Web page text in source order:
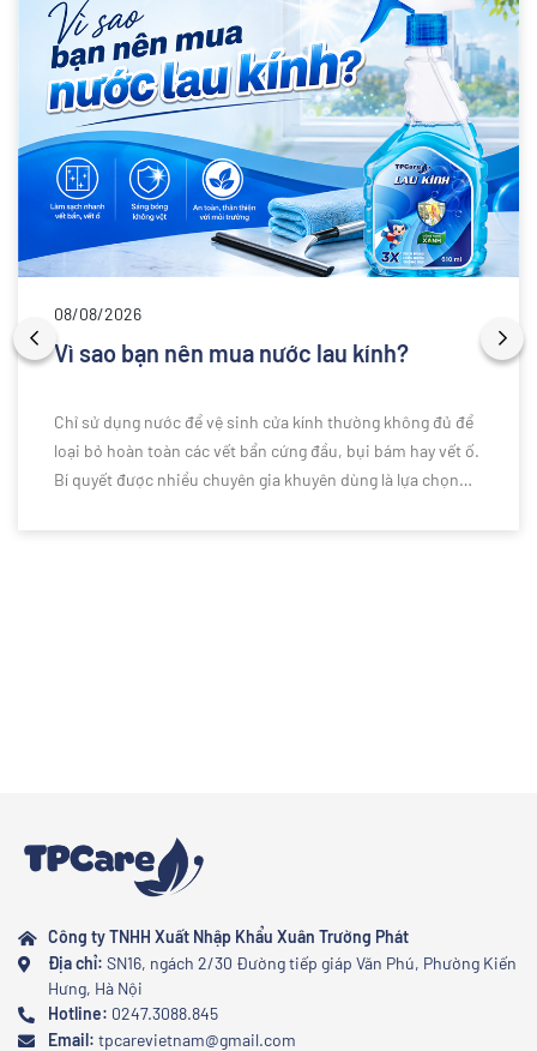
08/08/2026
Vì sao bạn nên mua nước lau kính?
Chỉ sử dụng nước để vệ sinh cửa kính thường không đủ để
loại bỏ hoàn toàn các vết bẩn cứng đầu, bụi bám hay vết ố.
Bí quyết được nhiều chuyên gia khuyên dùng là lựa chọn
Công ty TNHH Xuất Nhập Khẩu Xuân Trường Phát
Địa chỉ: SN16, ngách 2/30 Đường tiếp giáp Văn Phú, Phường Kiến
Hưng, Hà Nội
Hotline: 0247.3088.845
Email: tpcarevietnam@gmail.com